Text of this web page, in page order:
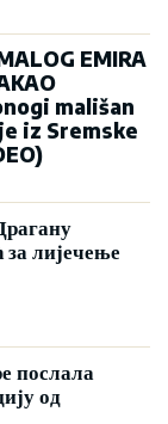
EMIRA
mališan
iz Sremske
лијечење
послала
од